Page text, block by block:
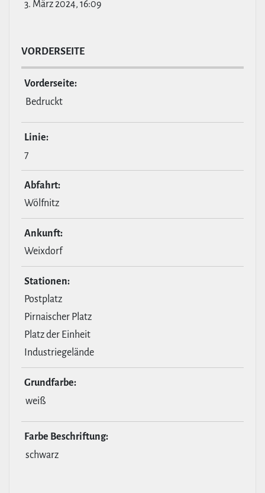
3. März 2024, 16:09
VOR­DER­SEITE
Vor­der­seite:
Bedruckt
Linie:
7
Abfahrt:
Wölfnitz
Ankunft:
Weixdorf
Stationen:
Postplatz
Pirnaischer Platz
Platz der Einheit
Industriegelände
Grund­farbe:
weiß
Farbe Beschrif­tung:
schwarz